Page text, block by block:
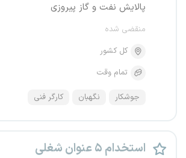
پالایش نفت و گاز پیروزی
منقضی شده
کل کشور
تمام وقت
جوشکار نگهبان کارگر فنی
استخدام ۵ عنوان شغلی